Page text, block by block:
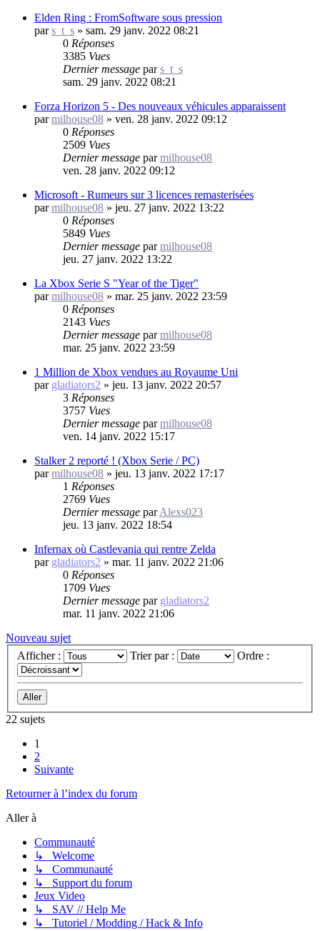
Elden Ring : FromSoftware sous pression
pars_t_s » sam. 29 janv. 2022 08:21
0 Réponses
3385 Vues
Dernier message pars_t_s
sam. 29 janv. 2022 08:21
Forza Horizon 5 - Des nouveaux véhicules apparaissent
parmilhouse08 » ven. 28 janv. 2022 09:12
0 Réponses
2509 Vues
Dernier message parmilhouse08
ven. 28 janv. 2022 09:12
Microsoft - Rumeurs sur 3 licences remasterisées
parmilhouse08 » jeu. 27 janv. 2022 13:22
0 Réponses
5849 Vues
Dernier message parmilhouse08
jeu. 27 janv. 2022 13:22
La Xbox Serie S "Year of the Tiger"
parmilhouse08 » mar. 25 janv. 2022 23:59
0 Réponses
2143 Vues
Dernier message parmilhouse08
mar. 25 janv. 2022 23:59
1 Million de Xbox vendues au Royaume Uni
par gladiators2 » jeu. 13 janv. 2022 20:57
3 Réponses
3757 Vues
Dernier message parmilhouse08
ven. 14 janv. 2022 15:17
Stalker 2 reporté ! (Xbox Serie / PC)
parmilhouse08 » jeu. 13 janv. 2022 17:17
1 Réponses
2769 Vues
Dernier message parAlexs023
jeu. 13 janv. 2022 18:54
Infernax où Castlevania qui rentre Zelda
par gladiators2 » mar. 11 janv. 2022 21:06
0 Réponses
1709 Vues
Dernier message par gladiators2
mar. 11 janv. 2022 21:06
Nouveau sujet
Afficher :
Trier par : Ordre :
22 sujets
1
2
Suivante
Retourner à l’index du forum
Aller à
Communauté
↳ Welcome
↳ Communauté
↳ Support du forum
Jeux Video
↳ SAV // Help Me
↳ Tutoriel / Modding / Hack & Info